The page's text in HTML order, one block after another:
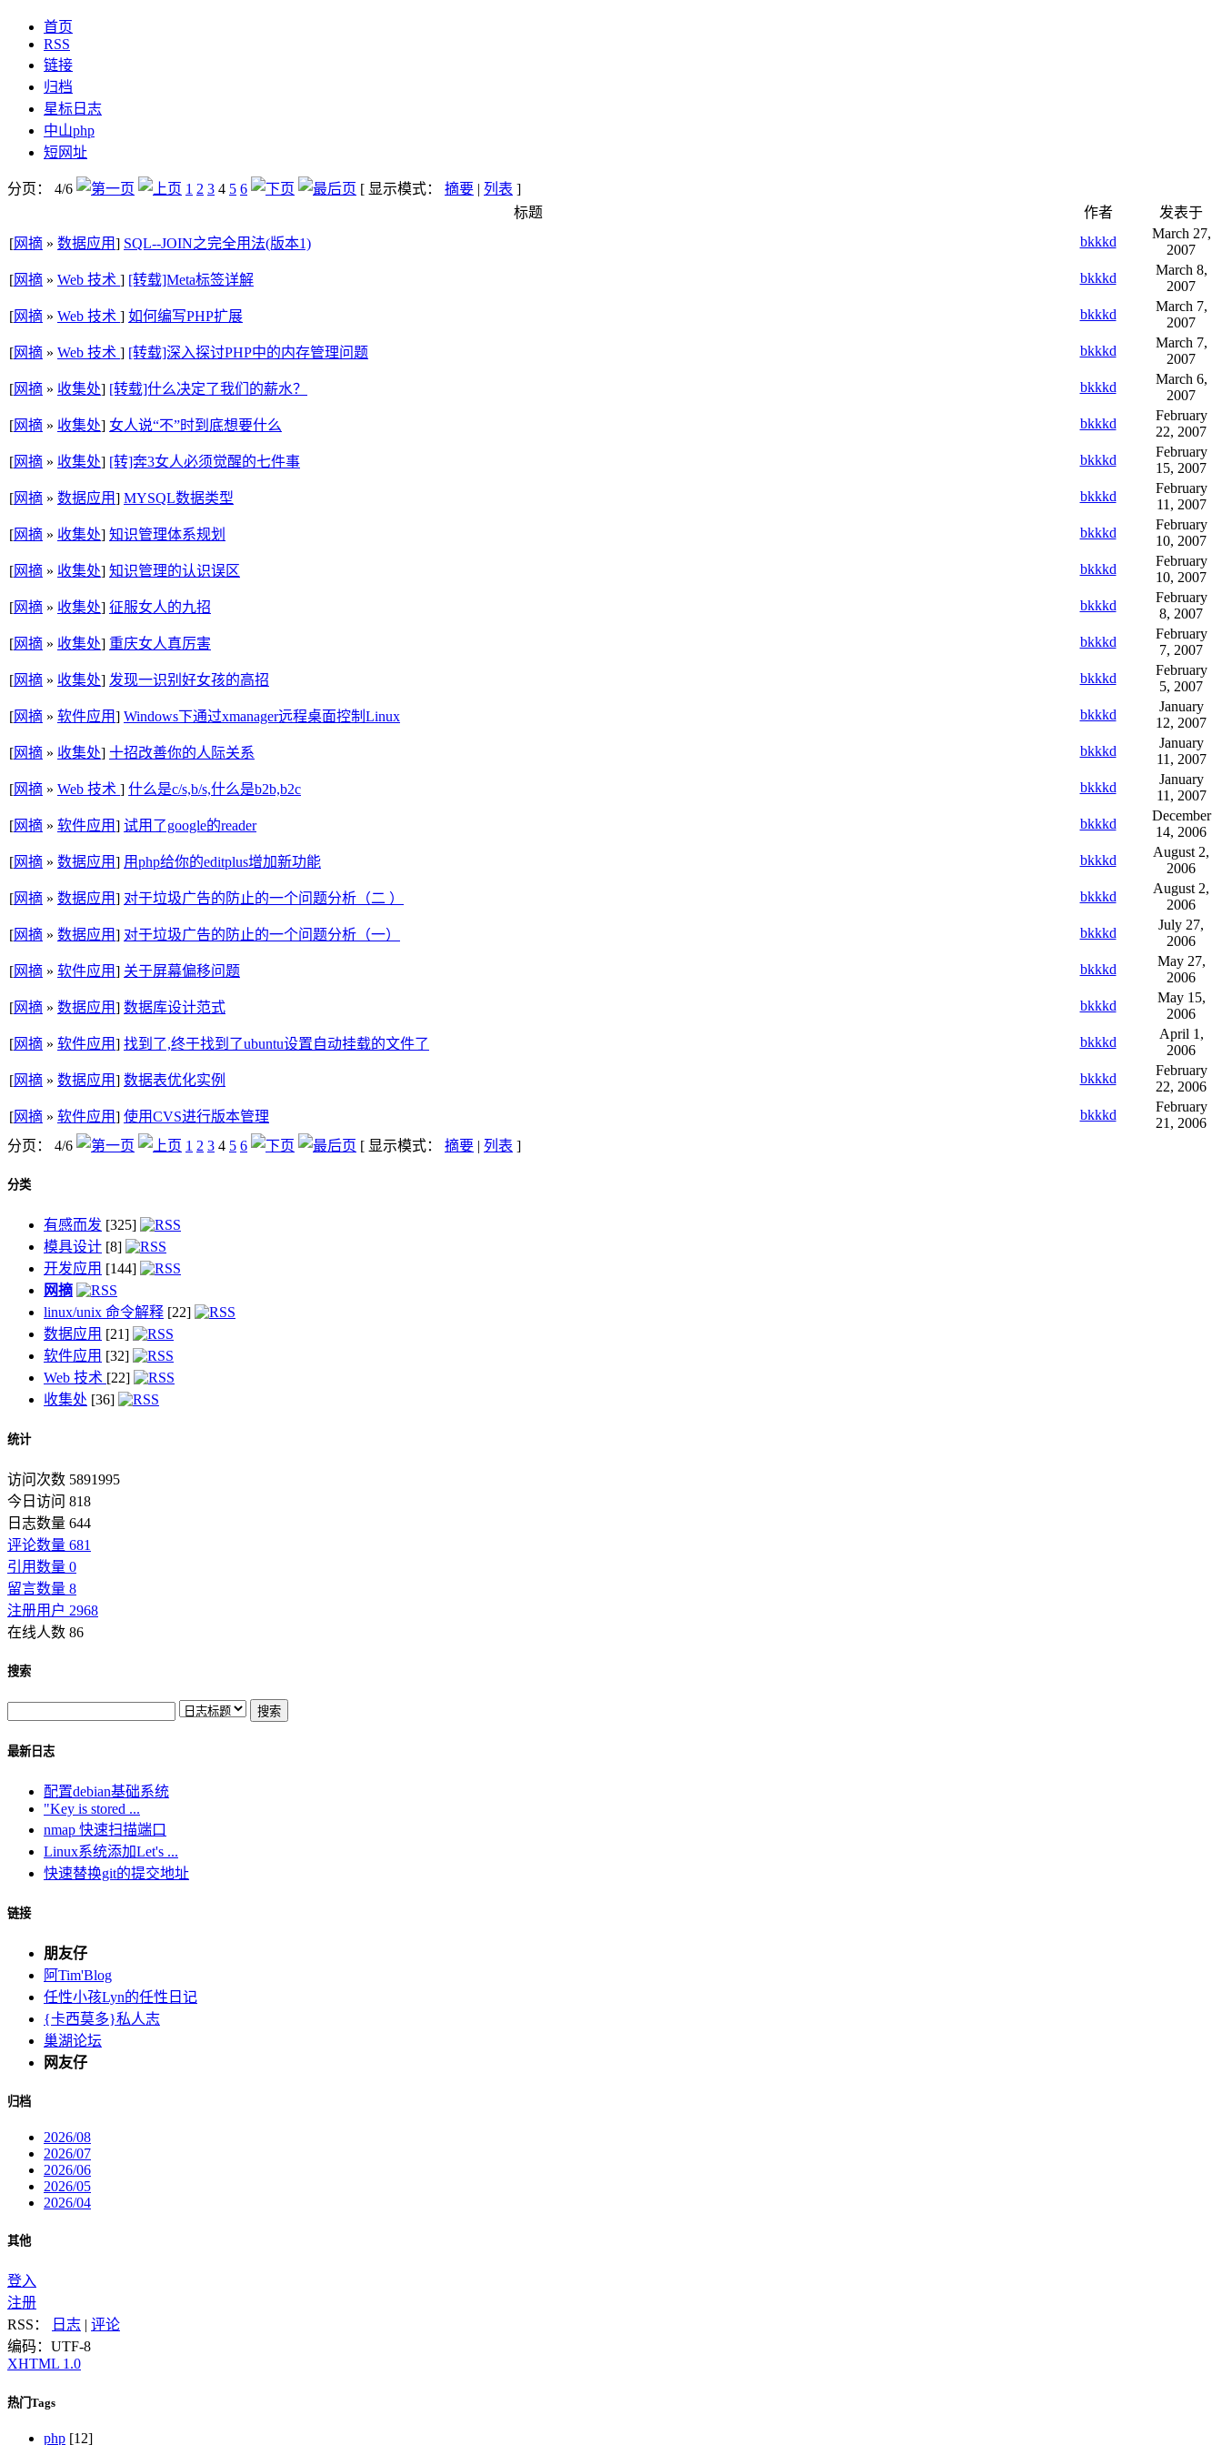
首页
RSS
链接
归档
星标日志
中山php
短网址
分页： 4/6 1 2 3 4 5 6 [ 显示模式： 摘要 | 列表 ]
标题
作者
发表于
[网摘 » 数据应用] SQL--JOIN之完全用法(版本1) bkkkd
March 27,
2007
[网摘 » Web 技术 ] [转载]Meta标签详解 bkkkd
March 8,
2007
[网摘 » Web 技术 ] 如何编写PHP扩展 bkkkd
March 7,
2007
[网摘 » Web 技术 ] [转载]深入探讨PHP中的内存管理问题 bkkkd
March 7,
2007
[网摘 » 收集处] [转载]什么决定了我们的薪水？ bkkkd
March 6,
2007
[网摘 » 收集处] 女人说“不”时到底想要什么 bkkkd
February
22, 2007
[网摘 » 收集处] [转]奔3女人必须觉醒的七件事 bkkkd
February
15, 2007
[网摘 » 数据应用] MYSQL数据类型 bkkkd
February
11, 2007
[网摘 » 收集处] 知识管理体系规划 bkkkd
February
10, 2007
[网摘 » 收集处] 知识管理的认识误区 bkkkd
February
10, 2007
[网摘 » 收集处] 征服女人的九招 bkkkd
February
8, 2007
[网摘 » 收集处] 重庆女人真厉害 bkkkd
February
7, 2007
[网摘 » 收集处] 发现一识别好女孩的高招 bkkkd
February
5, 2007
[网摘 » 软件应用] Windows下通过xmanager远程桌面控制Linux bkkkd
January
12, 2007
[网摘 » 收集处] 十招改善你的人际关系 bkkkd
January
11, 2007
[网摘 » Web 技术 ] 什么是c/s,b/s,什么是b2b,b2c bkkkd
January
11, 2007
[网摘 » 软件应用] 试用了google的reader bkkkd
December
14, 2006
[网摘 » 数据应用] 用php给你的editplus增加新功能 bkkkd
August 2,
2006
[网摘 » 数据应用] 对于垃圾广告的防止的一个问题分析（二 ） bkkkd
August 2,
2006
[网摘 » 数据应用] 对于垃圾广告的防止的一个问题分析（一） bkkkd
July 27,
2006
[网摘 » 软件应用] 关于屏幕偏移问题 bkkkd
May 27,
2006
[网摘 » 数据应用] 数据库设计范式 bkkkd
May 15,
2006
[网摘 » 软件应用] 找到了,终于找到了ubuntu设置自动挂载的文件了 bkkkd
April 1,
2006
[网摘 » 数据应用] 数据表优化实例 bkkkd
February
22, 2006
[网摘 » 软件应用] 使用CVS进行版本管理 bkkkd
February
21, 2006
分页： 4/6
1 2 3 4 5 6 [ 显示模式： 摘要 | 列表 ]
分类
有感而发 [325]
模具设计 [8]
开发应用 [144]
网摘
linux/unix 命令解释 [22]
数据应用 [21]
软件应用 [32]
Web 技术 [22]
收集处 [36]
统计
访问次数 5891995
今日访问 818
日志数量 644
评论数量 681
引用数量 0
留言数量 8
注册用户 2968
在线人数 86
搜索
最新日志
配置debian基础系统
"Key is stored ...
nmap 快速扫描端口
Linux系统添加Let's ...
快速替换git的提交地址
链接
朋友仔
阿Tim'Blog
任性小孩Lyn的任性日记
{卡西莫多}私人志
巢湖论坛
网友仔
归档
2026/08
2026/07
2026/06
2026/05
2026/04
其他
登入
注册
RSS：
日志 | 评论
编码：UTF-8
XHTML 1.0
热门Tags
php [12]